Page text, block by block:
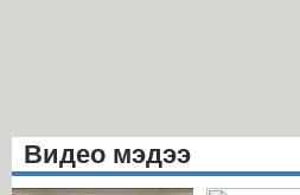
Видео мэдээ